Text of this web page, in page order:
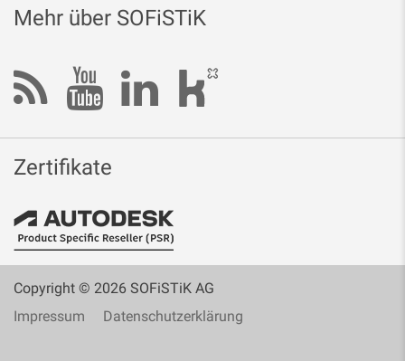
Mehr über SOFiSTiK
Zertifikate
Copyright © 2026 SOFiSTiK AG
Impressum
Datenschutzerklärung